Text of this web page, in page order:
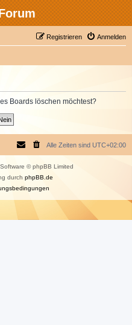
Anmelden
Registrieren
Boards löschen möchtest?
Alle Zeiten sind UTC+02:00
© phpBB Limited
durch phpBB.de